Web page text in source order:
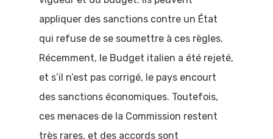
appliquer des sanctions contre un État
qui refuse de se soumettre à ces règles.
Récemment, le Budget italien a été rejeté,
et s’il n’est pas corrigé, le pays encourt
des sanctions économiques. Toutefois,
ces menaces de la Commission restent
très rares, et des accords sont